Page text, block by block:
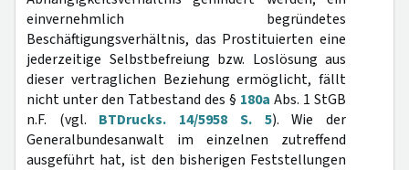
einvernehmlich begründetes
Beschäftigungsverhältnis, das Prostituierten eine
jederzeitige Selbstbefreiung bzw. Loslösung aus
dieser vertraglichen Beziehung ermöglicht, fällt
nicht unter den Tatbestand des § 180a Abs. 1 StGB
n.F. (vgl. BTDrucks. 14/5958 S. 5). Wie der
Generalbundesanwalt im einzelnen zutreffend
ausgeführt hat, ist den bisherigen Feststellungen